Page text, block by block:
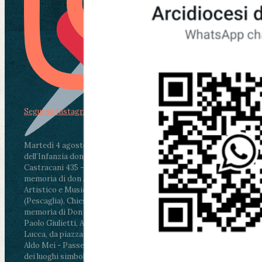
Martedì 4 agosto2026
ore 11:30 - Lucca, Scuola
dell’Infanzia don Aldo Mei - Viale Castruccio
Castracani 435 - Inaugurazione murales in
memoria di don Aldo Mei curato dal Liceo
Artistico e Musicale “Passaglia”
ore 18 - Fiano
(Pescaglia), Chiesa parrocchiale - Messa in
memoria di Don Aldo Mei celebrata da mons.
Paolo Giulietti, Arcivescovo di Lucca
ore 20.30 -
Lucca, da piazza San Michele al Cippo di don
Aldo Mei - Passeggiata della Memoria in alcuni
dei luoghi simbolo della città. Ritrovo alle ore
Segui su Instagram